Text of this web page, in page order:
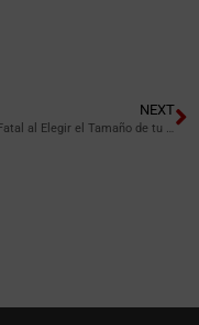
NEXT
El Error Fatal al Elegir el Tamaño de tu Mesa de Comedor.